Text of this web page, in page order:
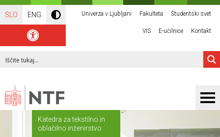
SLO ENG Univerza v Ljubljani Fakulteta Študentski svet
VIS E-učilnice Kontakt
Katedra za tekstilno in
oblačilno inženirstvo